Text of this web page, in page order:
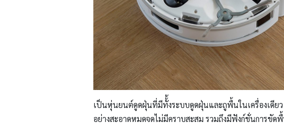
เป็นหุ่นยนต์ดูดฝุ่นที่มีทั้้งระบบดูดฝุ่นและถูพื้นในเครื่องเดี
อย่างสะอาดหมดจดไม่มีคราบสะสม รวมถึงมีฟังก์ชั่นการขั